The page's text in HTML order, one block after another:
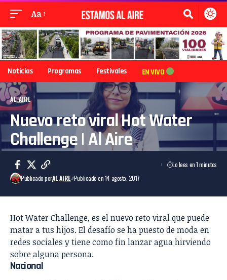
Aa
Noticias Programas Festivales EN VIVO
AL AIRE
Nuevo reto viral Hot Water
Challenge | Al Aire
Publicado porAL AIRE Publicado en 14 agosto, 2017
Lo lees en 1 minutos
Hot Water Challenge, es el nuevo reto viral que puede
matar a tus hijos. El desafío se ha puesto de moda en
redes sociales y tiene como fin lanzar agua hirviendo
sobre alguna persona.
Nacional